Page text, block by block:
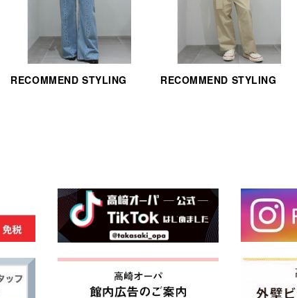
RECOMMEND STYLING RECOMMEND STYLING